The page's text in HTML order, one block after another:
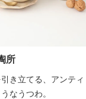
所
き立てる、アンティ
なうつわ。